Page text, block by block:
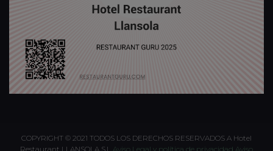
COPYRIGHT © 2021 TODOS LOS DERECHOS RESERVADOS A Hotel
Restaurant LLANSOLA S.L Aviso Legal y política de privacidad Aviso